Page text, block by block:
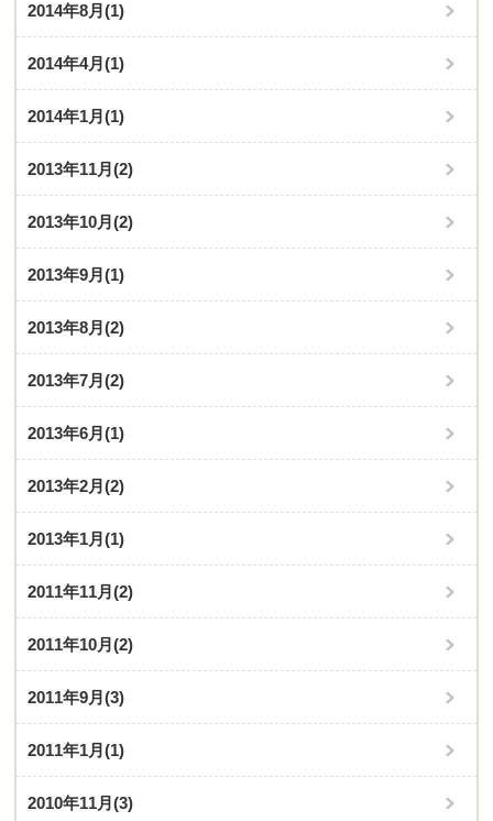
2014年8月(1)
2014年4月(1)
2014年1月(1)
2013年11月(2)
2013年10月(2)
2013年9月(1)
2013年8月(2)
2013年7月(2)
2013年6月(1)
2013年2月(2)
2013年1月(1)
2011年11月(2)
2011年10月(2)
2011年9月(3)
2011年1月(1)
2010年11月(3)